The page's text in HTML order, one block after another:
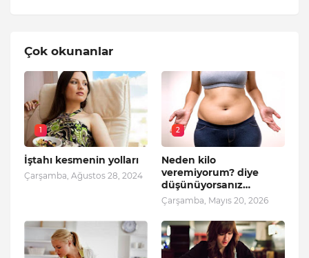
Çok okunanlar
1
İştahı kesmenin yolları
Çarşamba, Ağustos 28, 2024
2
Neden kilo
veremiyorum? diye
düşünüyorsanız…
Çarşamba, Mayıs 20, 2026